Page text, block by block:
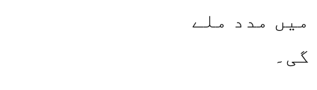
میں مدد ملے
گی۔